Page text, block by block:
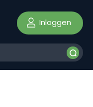
Inloggen